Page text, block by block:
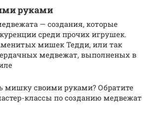
руками
— создания, которые
среди прочих игрушек.
мишек Тедди, или так
медвежат, выполненых в
мишку своими руками? Обратите
классы по созданию медвежат